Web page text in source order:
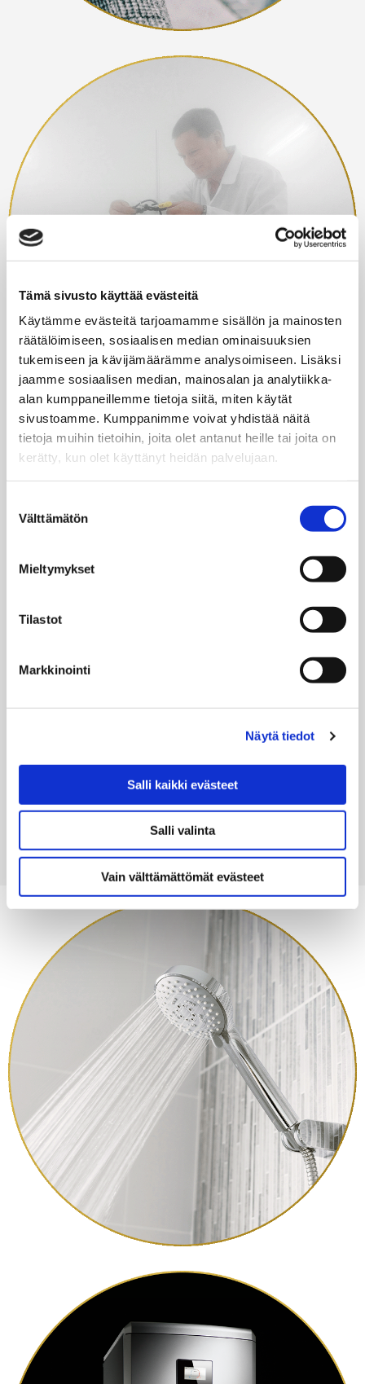
Tämä sivusto käyttää evästeitä
Käytämme evästeitä tarjoamamme sisällön ja mainosten
räätälöimiseen, sosiaalisen median ominaisuuksien
tukemiseen ja kävijämäärämme analysoimiseen. Lisäksi
jaamme sosiaalisen median, mainosalan ja analytiikka-
alan kumppaneillemme tietoja siitä, miten käytät
sivustoamme. Kumppanimme voivat yhdistää näitä
tietoja muihin tietoihin, joita olet antanut heille tai joita on
kerätty, kun olet käyttänyt heidän palvelujaan.
valinta
Välttämätön
Mieltymykset
Tilastot
Markkinointi
Näytä tiedot
Salli kaikki evästeet
Salli valinta
Vain välttämättömät evästeet
1977
Thermia aloittaa rakentamaan kansallista
koulutukseen, missä kaikki ruotsalaiset jälleenmyyjät
Thermia Online lanseerataan. Palvelu mahdollistaa
2007
ohjelmistomme kehitetään siellä, ja erilaisia kestävyystestejä
suoritetaan. Thermian tilat Arvikassa, joka oli ollut
lämpöpumppuvalmistuksen keskus vuodesta 1923 vuoteen
1968, saavat uuden elämän. Thermian oma museo avataan
sinne.